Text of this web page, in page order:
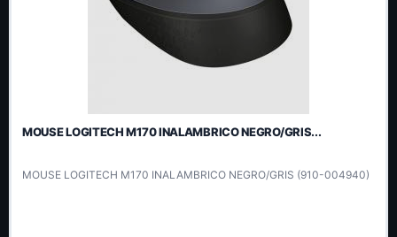
MOUSE LOGITECH M170 INALAMBRICO NEGRO/GRIS...
MOUSE LOGITECH M170 INALAMBRICO NEGRO/GRIS (910-004940)